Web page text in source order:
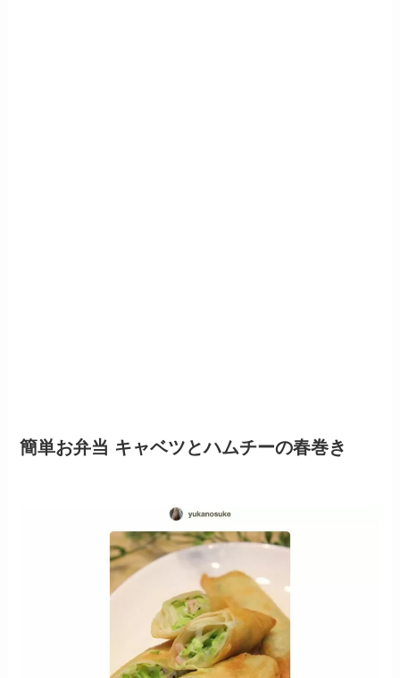
簡単お弁当 キャベツとハムチーの春巻き